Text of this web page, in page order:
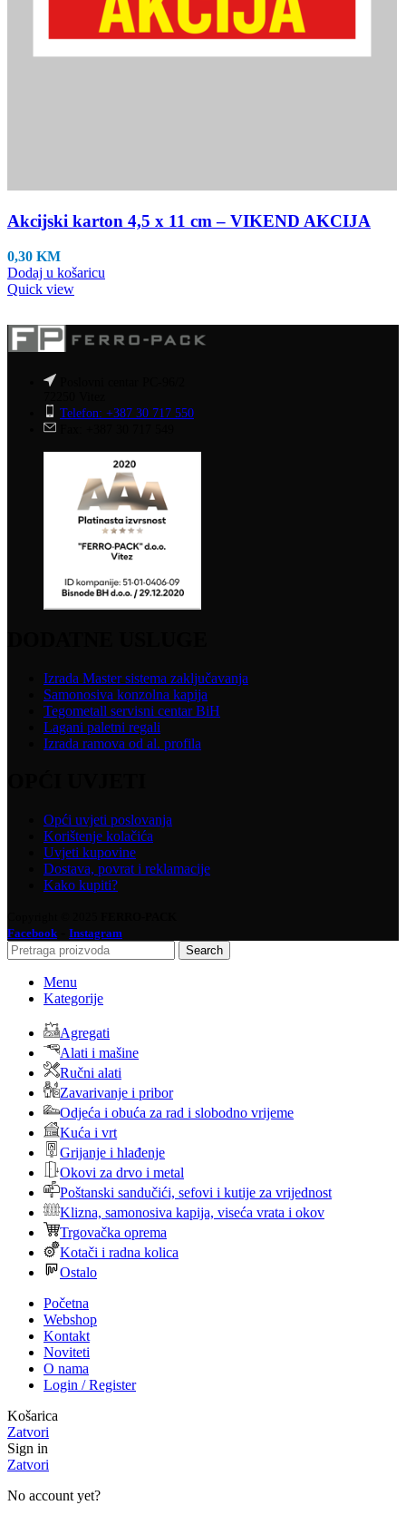
Akcijski karton 4,5 x 11 cm – VIKEND AKCIJA
0,30 KM
Dodaj u košaricu
Quick view
Telefon: +387 30 717 550
Izrada Master sistema zaključavanja
Samonosiva konzolna kapija
Tegometall servisni centar BiH
Lagani paletni regali
Izrada ramova od al. profila
Opći uvjeti poslovanja
Korištenje kolačića
Uvjeti kupovine
Dostava, povrat i reklamacije
Kako kupiti?
Facebook
Instagram
Search
Menu
Kategorije
Agregati
Alati i mašine
Ručni alati
Zavarivanje i pribor
Odjeća i obuća za rad i slobodno vrijeme
Kuća i vrt
Grijanje i hlađenje
Okovi za drvo i metal
Poštanski sandučići, sefovi i kutije za vrijednost
Klizna, samonosiva kapija, viseća vrata i okov
Trgovačka oprema
Kotači i radna kolica
Ostalo
Početna
Webshop
Kontakt
Noviteti
O nama
Login / Register
Košarica
Zatvori
Sign in
Zatvori
No account yet?